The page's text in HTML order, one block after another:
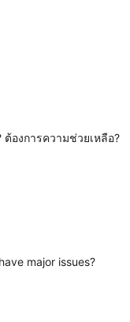
ต้องการความช่วยเหลือ?
major issues?